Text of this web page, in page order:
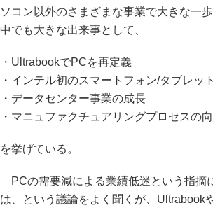
ソコン以外のさまざまな事業で大きな一
中でも大きな出来事として、
・UltrabookでPCを再定義
・インテル初のスマートフォン/タブレッ
・データセンター事業の成長
・マニュファクチュアリングプロセスの
を挙げている。
PCの需要減による業績低迷という指摘
は、という議論をよく聞くが、Ultrabook